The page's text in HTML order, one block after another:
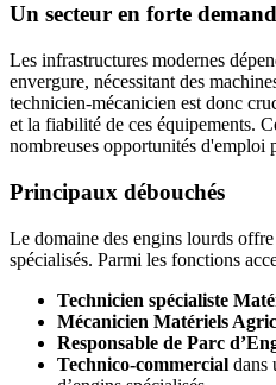
Un secteur en forte
Les infrastructures modernes
envergure, nécessitant des
technicien-mécanicien est donc
et la fiabilité de ces équipements.
nombreuses opportunités d'emploi
Principaux débouchés
Le domaine des engins lourds
spécialisés. Parmi les fonctions
Technicien spécialiste
Mécanicien Matériels
Responsable de Parc
Technico-commercial dans